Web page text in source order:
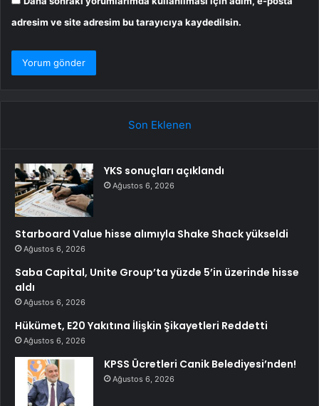
adresim ve site adresim bu tarayıcıya kaydedilsin.
Son Eklenen
YKS sonuçları açıklandı
Ağustos 6, 2026
Starboard Value hisse alımıyla Shake Shack yükseldi
Ağustos 6, 2026
Saba Capital, Unite Group’ta yüzde 5’in üzerinde hisse
aldı
Ağustos 6, 2026
Hükümet, E20 Yakıtına İlişkin Şikayetleri Reddetti
Ağustos 6, 2026
KPSS Ücretleri Canik Belediyesi’nden!
Ağustos 6, 2026